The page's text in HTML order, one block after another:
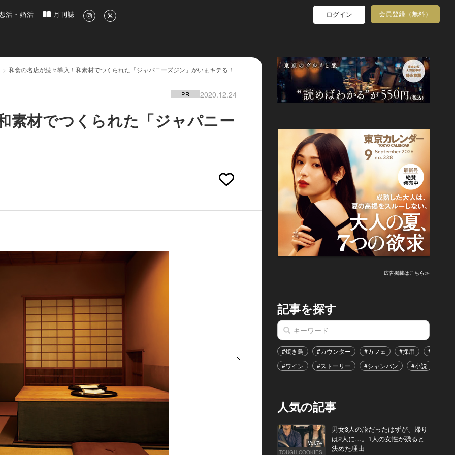
ルメ、洗練されたライフスタイル情報
活・婚活 月刊誌 ログイン 会員登録（無料）
和食の名店が続々導入！和素材でつくられた「ジャパニーズジン」がいまキテる！
PR 2020.12.24
素材でつくられた「ジャパニー
広告掲載はこちら≫
記事を探す
#焼き鳥 #カウンター #カフェ #採用
#恋愛
#ワイン
#ストーリー #シャンパン #小説
人気の記事
Vol.74
TOUGH COOKIES
男女3人の旅だったはずが、帰り
は2人に…。1人の女性が残ると
決めた理由